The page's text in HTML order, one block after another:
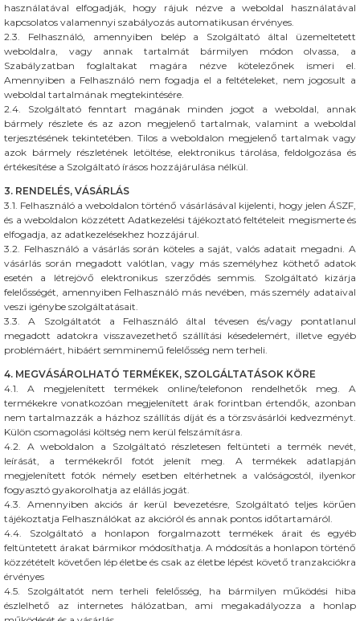
használatával elfogadják, hogy rájuk nézve a weboldal használatával
kapcsolatos valamennyi szabályozás automatikusan érvényes.
2.3. Felhasználó, amennyiben belép a Szolgáltató által üzemeltetett
weboldalra, vagy annak tartalmát bármilyen módon olvassa, a
Szabályzatban foglaltakat magára nézve kötelezőnek ismeri el.
Amennyiben a Felhasználó nem fogadja el a feltételeket, nem jogosult a
weboldal tartalmának megtekintésére.
2.4. Szolgáltató fenntart magának minden jogot a weboldal, annak
bármely részlete és az azon megjelenő tartalmak, valamint a weboldal
terjesztésének tekintetében. Tilos a weboldalon megjelenő tartalmak vagy
azok bármely részletének letöltése, elektronikus tárolása, feldolgozása és
értékesítése a Szolgáltató írásos hozzájárulása nélkül.
3. RENDELÉS, VÁSÁRLÁS
3.1. Felhasználó a weboldalon történő vásárlásával kijelenti, hogy jelen ÁSZF,
és a weboldalon közzétett Adatkezelési tájékoztató feltételeit megismerte és
elfogadja, az adatkezelésekhez hozzájárul.
3.2. Felhasználó a vásárlás során köteles a saját, valós adatait megadni. A
vásárlás során megadott valótlan, vagy más személyhez köthető adatok
esetén a létrejövő elektronikus szerződés semmis. Szolgáltató kizárja
felelősségét, amennyiben Felhasználó más nevében, más személy adataival
veszi igénybe szolgáltatásait.
3.3. A Szolgáltatót a Felhasználó által tévesen és/vagy pontatlanul
megadott adatokra visszavezethető szállítási késedelemért, illetve egyéb
problémáért, hibáért semminemű felelősség nem terheli.
4. MEGVÁSÁROLHATÓ TERMÉKEK, SZOLGÁLTATÁSOK KÖRE
4.1. A megjelenített termékek online/telefonon rendelhetők meg. A
termékekre vonatkozóan megjelenített árak forintban értendők, azonban
nem tartalmazzák a házhoz szállítás díját és a törzsvásárlói kedvezményt.
Külön csomagolási költség nem kerül felszámításra.
4.2. A weboldalon a Szolgáltató részletesen feltünteti a termék nevét,
leírását, a termékekről fotót jelenít meg. A termékek adatlapján
megjelenített fotók némely esetben eltérhetnek a valóságostól, ilyenkor
fogyasztó gyakorolhatja az elállás jogát.
4.3. Amennyiben akciós ár kerül bevezetésre, Szolgáltató teljes körűen
tájékoztatja Felhasználókat az akcióról és annak pontos időtartamáról.
4.4. Szolgáltató a honlapon forgalmazott termékek árait és egyéb
feltüntetett árakat bármikor módosíthatja. A módosítás a honlapon történő
közzétételt követően lép életbe és csak az életbe lépést követő tranzakciókra
érvényes
4.5. Szolgáltatót nem terheli felelősség, ha bármilyen működési hiba
észlelhető az internetes hálózatban, ami megakadályozza a honlap